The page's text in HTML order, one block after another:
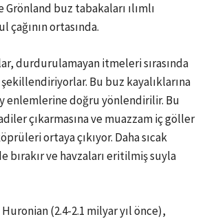
buz tabakaları ılımlı
çağının ortasında.
durdurulamayan itmeleri sırasında
Bu buz kayalıklarına
enlemlerine doğru yönlendirilir. Bu
çıkarmasına ve muazzam iç göller
ortaya çıkıyor. Daha sıcak
ve havzaları eritilmiş suyla
(2.4-2.1 milyar yıl önce),